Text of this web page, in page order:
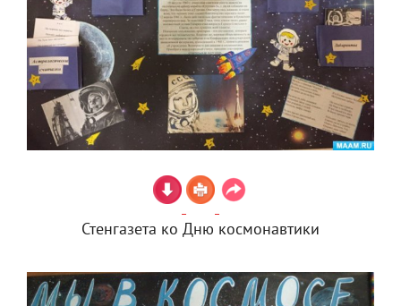
Стенгазета ко Дню космонавтики